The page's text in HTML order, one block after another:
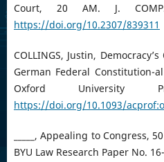
Court, 20 AM. J.
https://doi.org/10.2307/839311
COLLINGS, Justin,
German Federal Constitution-
Oxford University
https://doi.org/10.1093/
_____, Appealing to Congress,
BYU Law Research Paper No.